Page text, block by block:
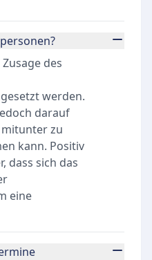
des
werden.
darauf
mitunter zu
kann. Positiv
dass sich das
eine